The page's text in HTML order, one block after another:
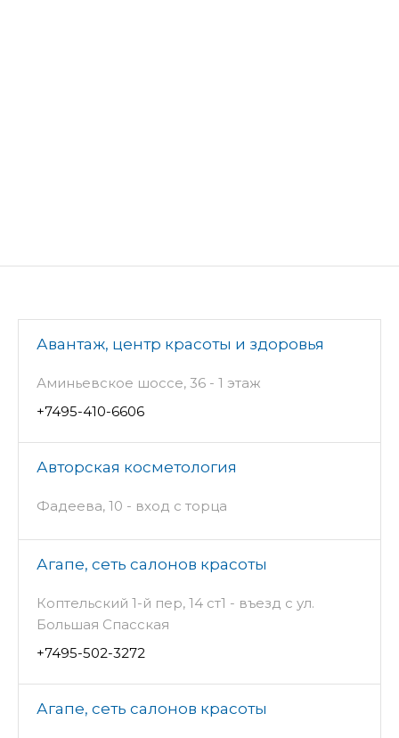
Авантаж, центр красоты и здоровья
Аминьевское шоссе, 36 - 1 этаж
+7495-410-6606
Авторская косметология
Фадеева, 10 - вход с торца
Агапе, сеть салонов красоты
Коптельский 1-й пер, 14 ст1 - въезд с ул.
Большая Спасская
+7495-502-3272
Агапе, сеть салонов красоты